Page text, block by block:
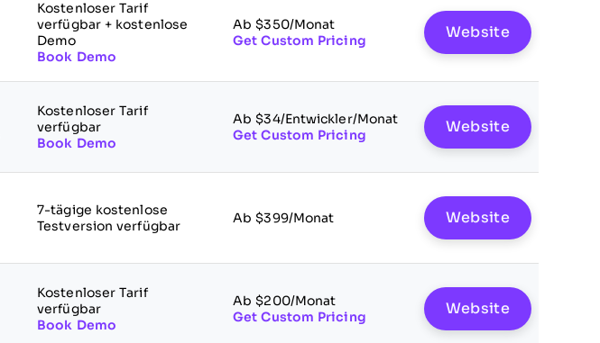
Kostenloser Tarif
verfügbar + kostenlose
Demo
Book Demo
Ab $350/Monat
Get Custom Pricing
Website
Kostenloser Tarif
verfügbar
Book Demo
Ab $34/Entwickler/Monat
Get Custom Pricing
Website
7-tägige kostenlose
Testversion verfügbar
Ab $399/Monat Website
Kostenloser Tarif
verfügbar
Book Demo
Ab $200/Monat
Get Custom Pricing
Website